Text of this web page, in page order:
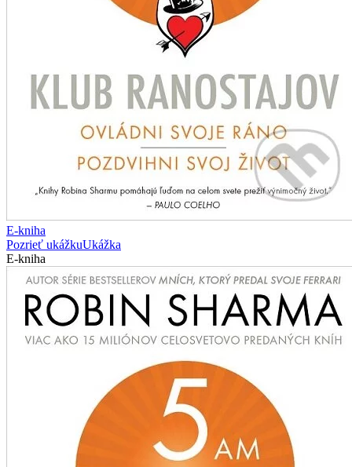
E-kniha
Pozrieť ukážkuUkážka
E-kniha